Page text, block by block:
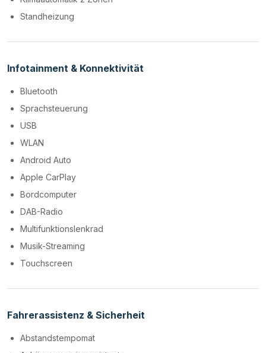
Standheizung
Infotainment & Konnektivität
Bluetooth
Sprachsteuerung
USB
WLAN
Android Auto
Apple CarPlay
Bordcomputer
DAB-Radio
Multifunktionslenkrad
Musik-Streaming
Touchscreen
Fahrerassistenz & Sicherheit
Abstandstempomat